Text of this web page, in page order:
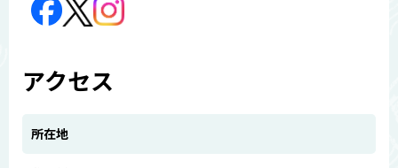
アクセス
所在地